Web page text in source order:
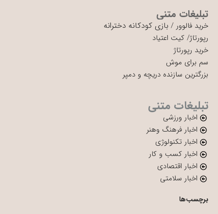
تبلیغات متنی
خرید فالوور / بازی کودکانه دخترانه
رپورتاژ/ کیت اعتیاد
خرید رپورتاژ
سم برای موش
بزرگترین سازنده دریچه و دمپر
تبلیغات متنی
اخبار ورزشی
اخبار فرهنگ وهنر
اخبار تکنولوژی
اخبار کسب و کار
اخبار اقتصادی
اخبار سلامتی
برچسب‌ها